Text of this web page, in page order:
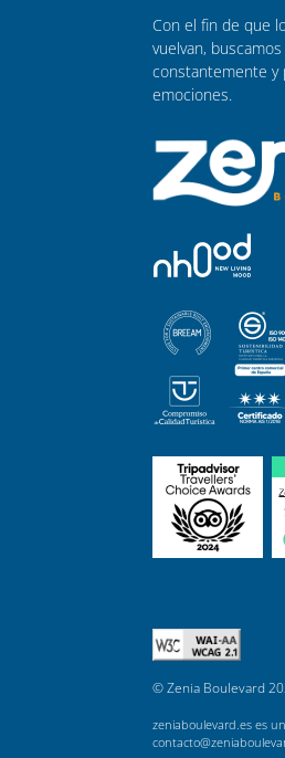
Con el fin de que
vuelvan,
constantemente y
emociones.
© Zenia Boulevard
zeniaboulevard.es es